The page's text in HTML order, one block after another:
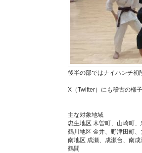
後半の部ではナイハンチ初
X（Twitter）にも稽古の様
主な対象地域
忠生地区 木曽町、山崎町
鶴川地区 金井、野津田町
南地区 成瀬、成瀬台、南
鶴間